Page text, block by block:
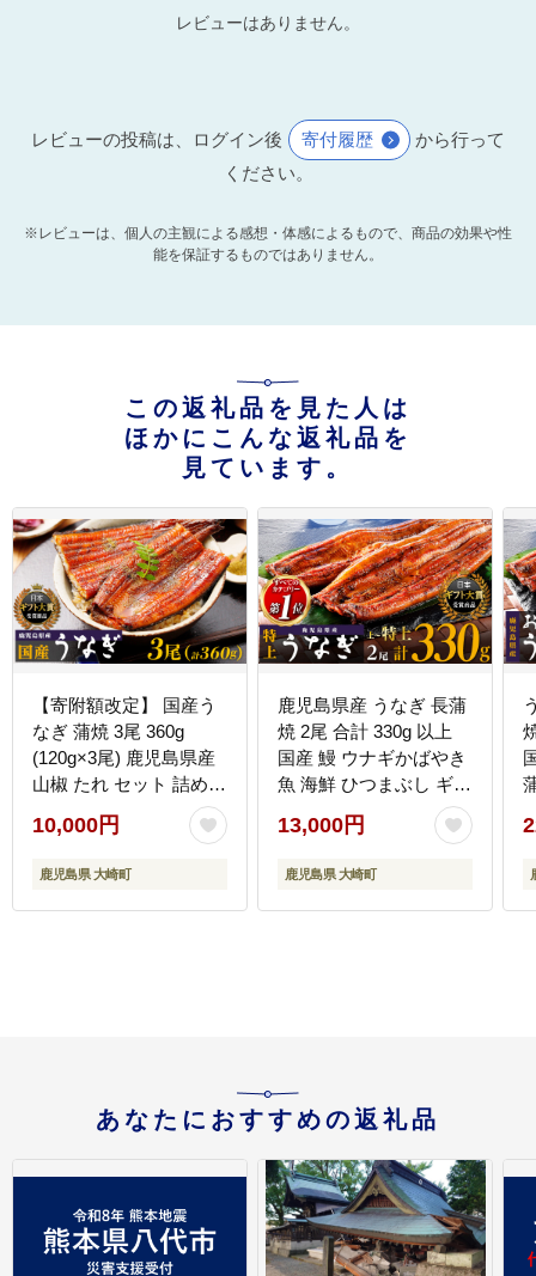
レビューはありません。
レビューの投稿は、ログイン後 寄付履歴
から行って
ください。
※レビューは、個人の主観による感想・体感によるもので、商品の効果や性
能を保証するものではありません。
この返礼品を見た人は
ほかにこんな返礼品を
見ています。
【寄附額改定】 国産う
なぎ 蒲焼 3尾 360g
(120g×3尾) 鹿児島県産
山椒 たれ セット 詰め合
わせ おおさき町鰻加工
組合 ウナギ 鰻 大隅半島
大崎町
10,000円
鹿児島県 大崎町
鹿児島県産 うなぎ 長蒲
焼 2尾 合計 330g 以上
国産 鰻 ウナギかばやき
魚 海鮮 ひつまぶし ギフ
ト 人気 おすすめ 大崎町
大隅半島
13,000円
鹿児島県 大崎町
あなたにおすすめの返礼品